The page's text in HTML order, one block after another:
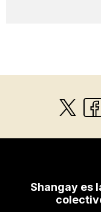
Shangay es